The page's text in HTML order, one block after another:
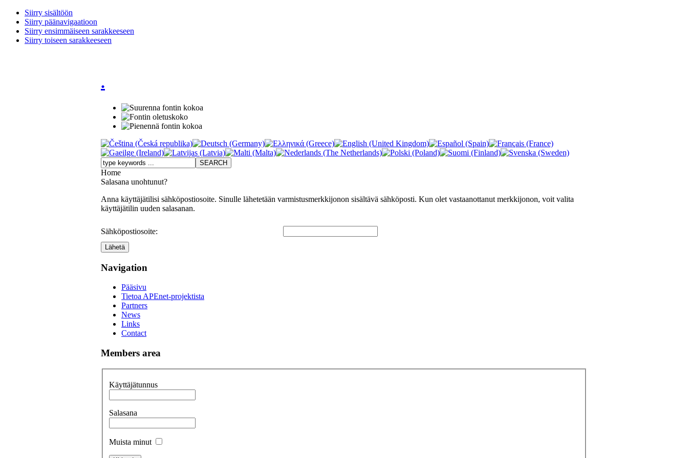
Siirry sisältöön
Siirry päänavigaatioon
Siirry ensimmäiseen sarakkeeseen
Siirry toiseen sarakkeeseen
.
Home
Salasana unohtunut?
Anna käyttäjätilisi sähköpostiosoite. Sinulle lähetetään varmistusmerkkijonon sisältävä sähköposti. Kun olet vastaanottanut merkkijonon, voit valita
käyttäjätilin uuden salasanan.
Sähköpostiosoite:
Lähetä
Navigation
Pääsivu
Tietoa APEnet-projektista
Partners
News
Links
Contact
Members area
Käyttäjätunnus
Salasana
Muista minut